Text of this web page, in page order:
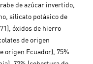
de azúcar invertido,
silicato potásico de
óxidos de hierro
de origen
origen Ecuador), 75%